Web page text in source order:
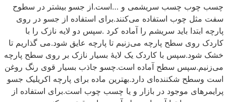
چسب چوب چسب سریشمی و …است.از جسو بیشتر در سطوح
سفت مثل چوب استفاده می‌کنند.برای استفاده از جسو در روی
پارچه ابتدا باید سریشم را آماده کرد .سپس دو لایه نازک را با
کاردک روی سطح پارچه می‌زنیم تا پارچه عایق شود.می گذاریم تا
خشک شود.سپس با کاردک یک لایهٔ بسیار نازک بر روی سطح پارچه
می‌زنیم.سپس سطح آماده است.چسو جاذب بسیار قوی رنگ روغن
است وسطح شکننده‌ای دارد.بهترین ماده برای پارچه اکریلیک جسو
پرایمرهای موجود در بازار و یا چسب چوب است.برای استفاده از